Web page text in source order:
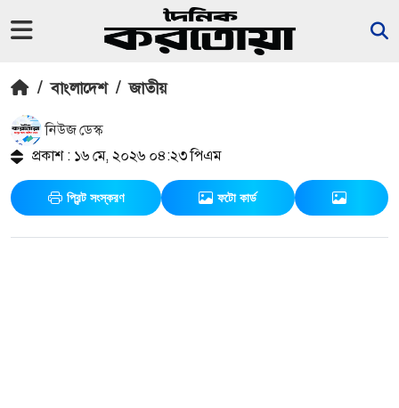
/ বাংলাদেশ / জাতীয়
নিউজ ডেস্ক
প্রকাশ : ১৬ মে, ২০২৬ ০৪:২৩ পিএম
প্রিন্ট সংস্করণ ফটো কার্ড